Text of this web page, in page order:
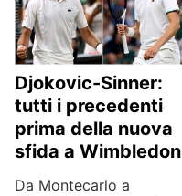
Djokovic-Sinner:
tutti i precedenti
prima della nuova
sfida a Wimbledon
Da Montecarlo a